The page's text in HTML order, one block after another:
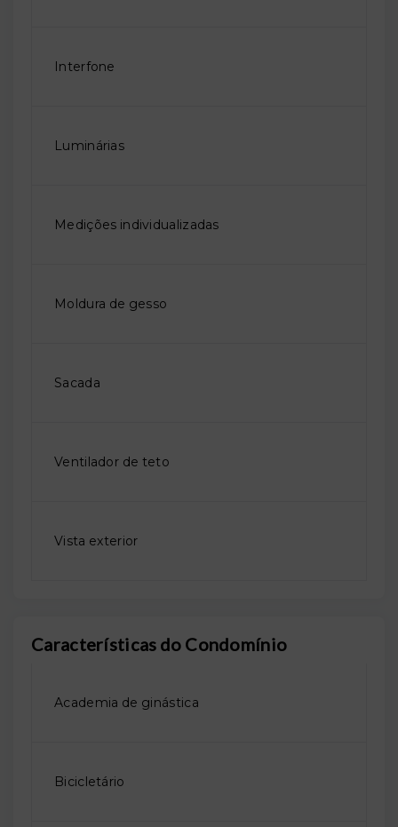
Interfone
Luminárias
Medições individualizadas
Moldura de gesso
Sacada
Ventilador de teto
Vista exterior
Características do Condomínio
Academia de ginástica
Bicicletário